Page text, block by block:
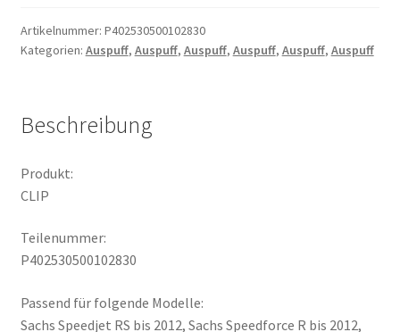
Artikelnummer: P402530500102830
Kategorien: Auspuff, Auspuff, Auspuff, Auspuff, Auspuff, Auspuff
Beschreibung
Produkt:
CLIP
Teilenummer:
P402530500102830
Passend für folgende Modelle:
Sachs Speedjet RS bis 2012, Sachs Speedforce R bis 2012,